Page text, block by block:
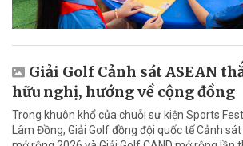
Giải Golf Cảnh sát ASEAN
hữu nghị, hướng về cộng đồng
Trong khuôn khổ của chuỗi sự kiện Sports
Lâm Đồng, Giải Golf đồng đội quốc tế Cảnh